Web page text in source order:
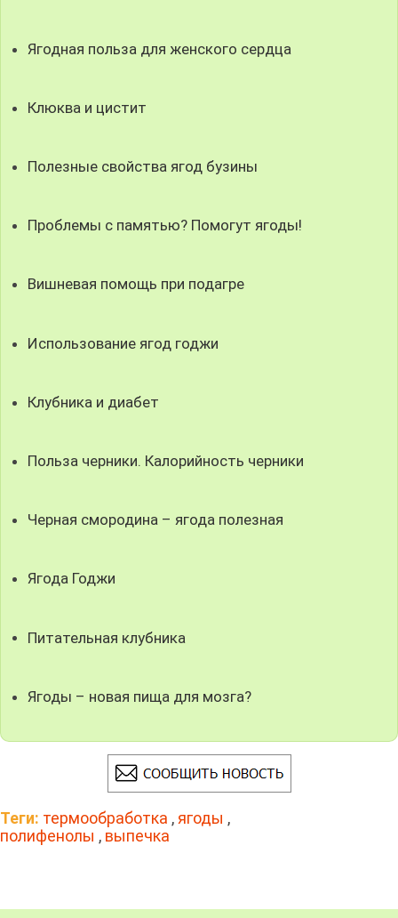
Ягодная польза для женского сердца
Клюква и цистит
Полезные свойства ягод бузины
Проблемы с памятью? Помогут ягоды!
Вишневая помощь при подагре
Использование ягод годжи
Клубника и диабет
Польза черники. Калорийность черники
Черная смородина – ягода полезная
Ягода Годжи
Питательная клубника
Ягоды – новая пища для мозга?
Теги: термообработка , ягоды ,
полифенолы , выпечка